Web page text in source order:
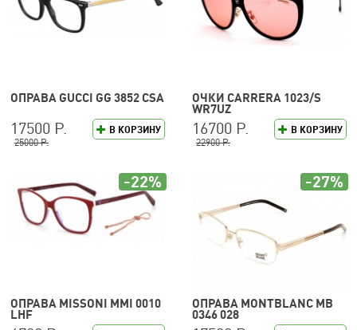
ОПРАВА GUCCI GG 3852 CSA
В КОРЗИНУ
17500 Р.
25000 Р.
ОЧКИ CARRERA 1023/S
WR7UZ
В КОРЗИНУ
16700 Р.
22900 Р.
ОПРАВА MISSONI MMI 0010
LHF
-22%
ОПРАВА MONTBLANC MB
0346 028
-27%